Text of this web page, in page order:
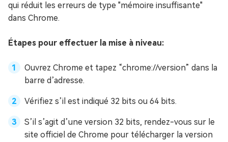
qui réduit les erreurs de type "mémoire insuffisante"
dans Chrome.
Étapes pour effectuer la mise à niveau:
Ouvrez Chrome et tapez “chrome://version” dans la
barre d’adresse.
Vérifiez s’il est indiqué 32 bits ou 64 bits.
S’il s’agit d’une version 32 bits, rendez-vous sur le
site officiel de Chrome pour télécharger la version